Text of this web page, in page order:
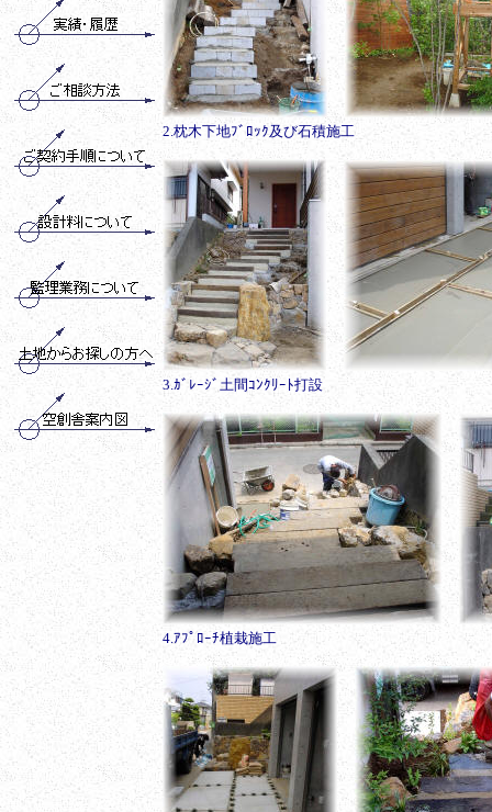
2.枕木下地ﾌﾞﾛｯｸ及び石積施工
3.ｶﾞﾚｰｼﾞ土間ｺﾝｸﾘｰﾄ打設
4.ｱﾌﾟﾛｰﾁ植栽施工